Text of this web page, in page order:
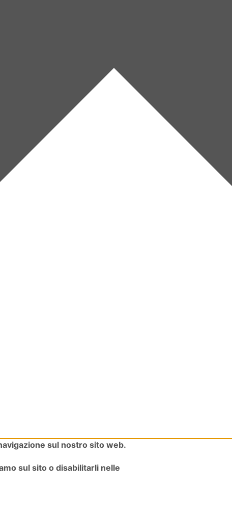
sul nostro sito web.
sul sito o disabilitarli nelle